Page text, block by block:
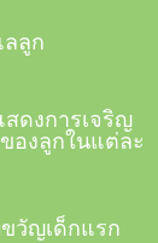
ลูก
ดงการเจริญ
องลูกในแต่ละ
วัญเด็กแรก